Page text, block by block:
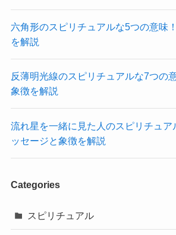
六角形のスピリチュアルな5つの意味
を解説
反薄明光線のスピリチュアルな7つの
象徴を解説
流れ星を一緒に見た人のスピリチュア
ッセージと象徴を解説
Categories
スピリチュアル